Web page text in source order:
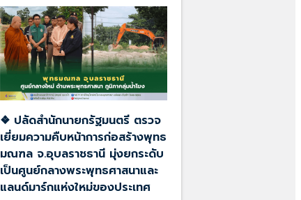
❖ ปลัดสำนักนายกรัฐมนตรี ตรวจ
เยี่ยมความคืบหน้าการก่อสร้างพุทธ
มณฑล จ.อุบลราชธานี มุ่งยกระดับ
เป็นศูนย์กลางพระพุทธศาสนาและ
แลนด์มาร์กแห่งใหม่ของประเทศ